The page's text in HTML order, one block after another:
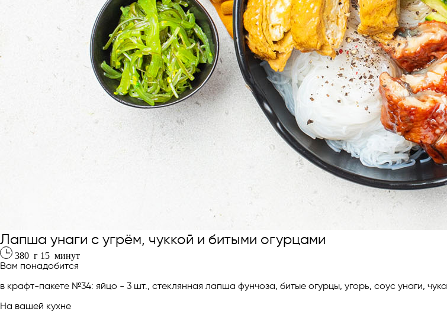
Лапша унаги с угрём, чуккой и битыми огурцами
380 г 15 минут
Вам понадобится
в крафт-пакете №34: яйцо - 3 шт., стеклянная лапша фунчоза, битые огурцы, угорь, соус унаги, чука
На вашей кухне